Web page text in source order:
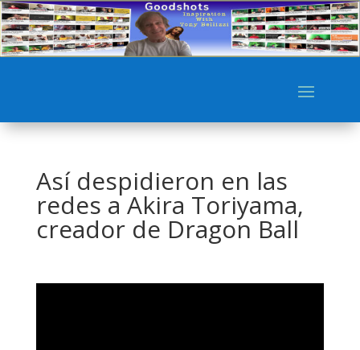
Así despidieron en las
redes a Akira Toriyama,
creador de Dragon Ball